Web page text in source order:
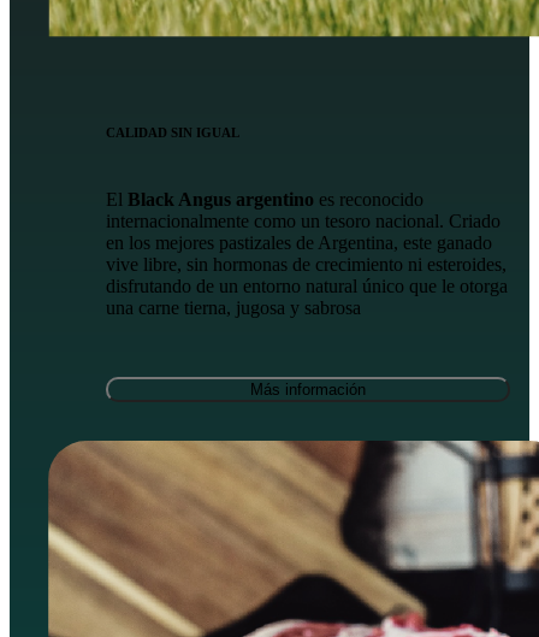
CALIDAD SIN IGUAL
El Black Angus argentino es reconocido
internacionalmente como un tesoro nacional. Criado
en los mejores pastizales de Argentina, este ganado
vive libre, sin hormonas de crecimiento ni esteroides,
disfrutando de un entorno natural único que le otorga
una carne tierna, jugosa y sabrosa
Más información